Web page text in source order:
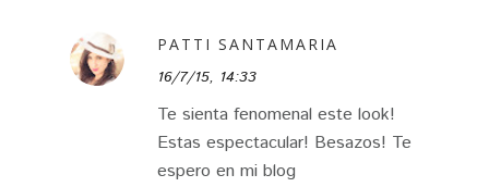
PATTI SANTAMARIA
16/7/15, 14:33
Te sienta fenomenal este look!
Estas espectacular! Besazos! Te
espero en mi blog